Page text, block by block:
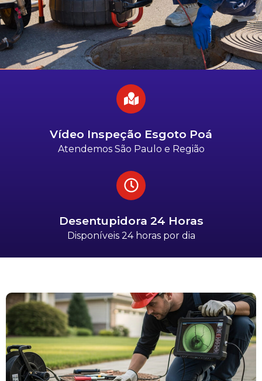
Vídeo Inspeção Esgoto Poá
Atendemos São Paulo e Região
Desentupidora 24 Horas
Disponíveis 24 horas por dia